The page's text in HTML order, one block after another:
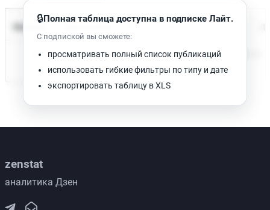
Время чтения
Нет доступных публикаций. Попробуйте изменить фильтр.
🔒Полная таблица доступна в подписке Лайт.
С подпиской вы сможете:
просматривать полный список публикаций
использовать гибкие фильтры по типу и дате
экспортировать таблицу в XLS
zenstat
аналитика Дзен